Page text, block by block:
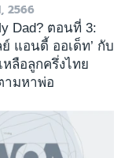
2566
Dad? ตอนที่ 3:
ย์ แอนดี้ ออเด็ท’ กับ
หลือลูกครึ่งไทย
ามหาพ่อ